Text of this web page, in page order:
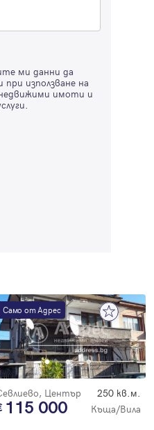
ми данни да
използване на
имоти и
Само от Адрес
Център 250 кв.м.
115 000 Къща/Вила